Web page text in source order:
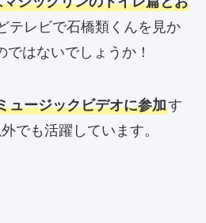
テレビで石橋類くんを見か
はないでしょうか！
ュージックビデオに参加す
でも活躍しています。